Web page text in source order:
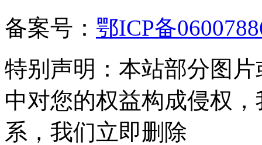
备案号： 鄂ICP备
特别声明：本站部分图
中对您的权益构成侵权
系，我们立即删除